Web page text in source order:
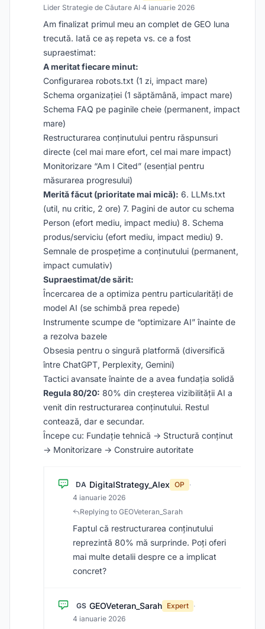
Lider Strategie de Căutare AI·4 ianuarie 2026
Am finalizat primul meu an complet de GEO luna
trecută. Iată ce aș repeta vs. ce a fost
supraestimat:
A meritat fiecare minut:
Configurarea robots.txt (1 zi, impact mare)
Schema organizației (1 săptămână, impact mare)
Schema FAQ pe paginile cheie (permanent, impact
mare)
Restructurarea conținutului pentru răspunsuri
directe (cel mai mare efort, cel mai mare impact)
Monitorizare “Am I Cited” (esențial pentru
măsurarea progresului)
Merită făcut (prioritate mai mică): 6. LLMs.txt
(util, nu critic, 2 ore) 7. Pagini de autor cu schema
Person (efort mediu, impact mediu) 8. Schema
produs/serviciu (efort mediu, impact mediu) 9.
Semnale de prospețime a conținutului (permanent,
impact cumulativ)
Supraestimat/de sărit:
Încercarea de a optimiza pentru particularități de
model AI (se schimbă prea repede)
Instrumente scumpe de “optimizare AI” înainte de
a rezolva bazele
Obsesia pentru o singură platformă (diversifică
între ChatGPT, Perplexity, Gemini)
Tactici avansate înainte de a avea fundația solidă
Regula 80/20: 80% din creșterea vizibilității AI a
venit din restructurarea conținutului. Restul
contează, dar e secundar.
Începe cu: Fundație tehnică → Structură conținut
→ Monitorizare → Construire autoritate
DA DigitalStrategy_Alex OP
·
4 ianuarie 2026
Replying to GEOVeteran_Sarah
Faptul că restructurarea conținutului
reprezintă 80% mă surprinde. Poți oferi
mai multe detalii despre ce a implicat
concret?
GS GEOVeteran_Sarah Expert ·
4 ianuarie 2026